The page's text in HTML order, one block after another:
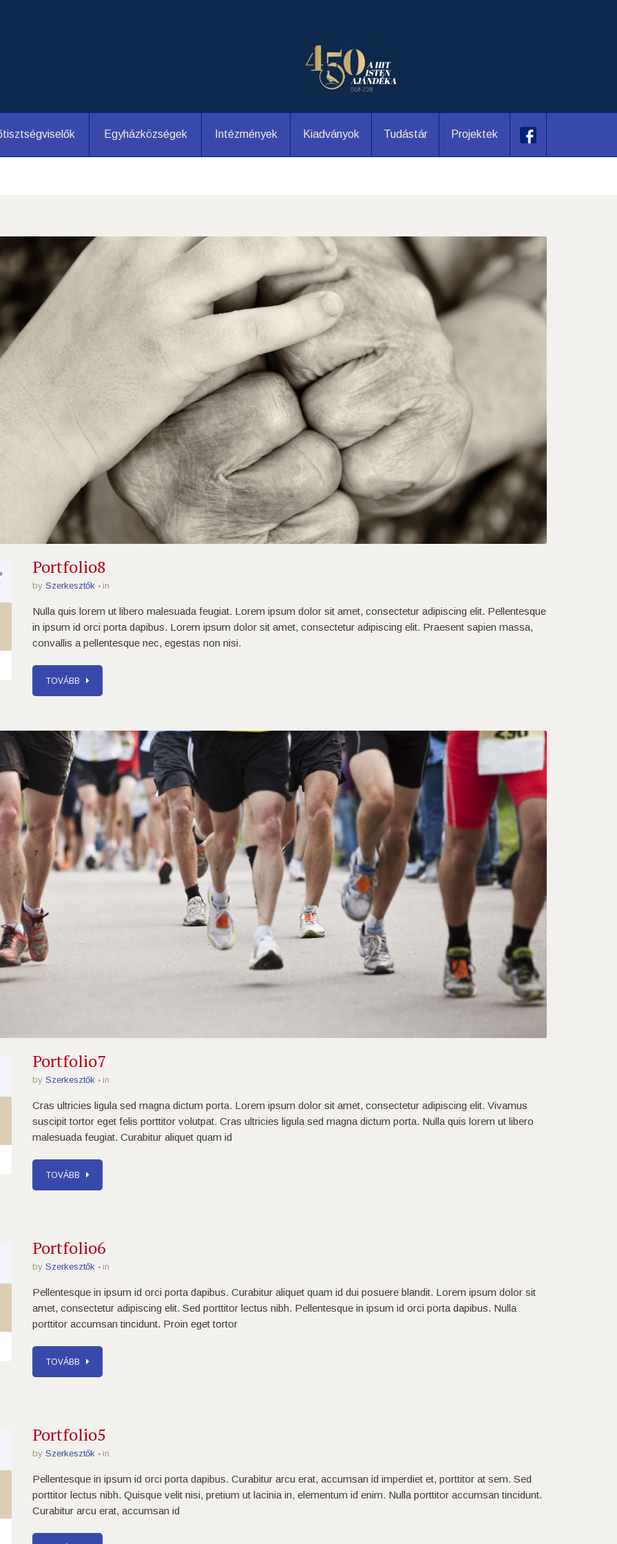
Egyházközségek Intézmények Kiadványok Tudástár Projektek
Portfolio8
by Szerkesztők in
Nulla quis lorem ut libero malesuada feugiat. Lorem ipsum dolor sit amet, consectetur adipiscing elit. Pellentesque
in ipsum id orci porta dapibus. Lorem ipsum dolor sit amet, consectetur adipiscing elit. Praesent sapien massa,
convallis a pellentesque nec, egestas non nisi.
TOVÁBB
Portfolio7
by Szerkesztők in
Cras ultricies ligula sed magna dictum porta. Lorem ipsum dolor sit amet, consectetur adipiscing elit. Vivamus
suscipit tortor eget felis porttitor volutpat. Cras ultricies ligula sed magna dictum porta. Nulla quis lorem ut libero
malesuada feugiat. Curabitur aliquet quam id
TOVÁBB
Portfolio6
by Szerkesztők in
Pellentesque in ipsum id orci porta dapibus. Curabitur aliquet quam id dui posuere blandit. Lorem ipsum dolor sit
amet, consectetur adipiscing elit. Sed porttitor lectus nibh. Pellentesque in ipsum id orci porta dapibus. Nulla
porttitor accumsan tincidunt. Proin eget tortor
TOVÁBB
Portfolio5
by Szerkesztők in
Pellentesque in ipsum id orci porta dapibus. Curabitur arcu erat, accumsan id imperdiet et, porttitor at sem. Sed
porttitor lectus nibh. Quisque velit nisi, pretium ut lacinia in, elementum id enim. Nulla porttitor accumsan tincidunt.
Curabitur arcu erat, accumsan id